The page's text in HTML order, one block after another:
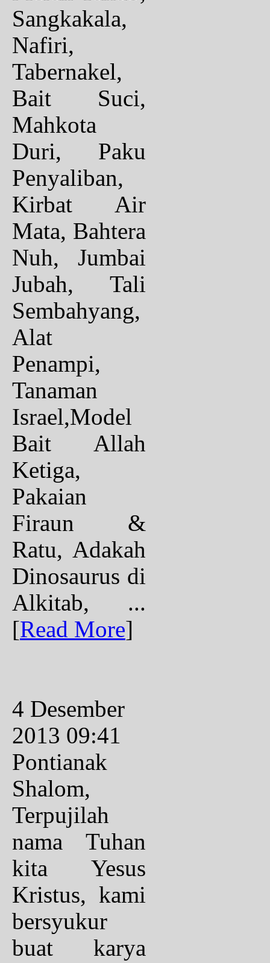
Sangkakala,
Nafiri,
Tabernakel,
Bait Suci,
Mahkota
Duri, Paku
Penyaliban,
Kirbat Air
Mata, Bahtera
Nuh, Jumbai
Jubah, Tali
Sembahyang,
Alat
Penampi,
Tanaman
Israel,Model
Bait Allah
Ketiga,
Pakaian
Firaun &
Ratu, Adakah
Dinosaurus di
Alkitab, ...
[Read More]
4 Desember
2013 09:41
Pontianak
Shalom,
Terpujilah
nama Tuhan
kita Yesus
Kristus, kami
bersyukur
buat karya